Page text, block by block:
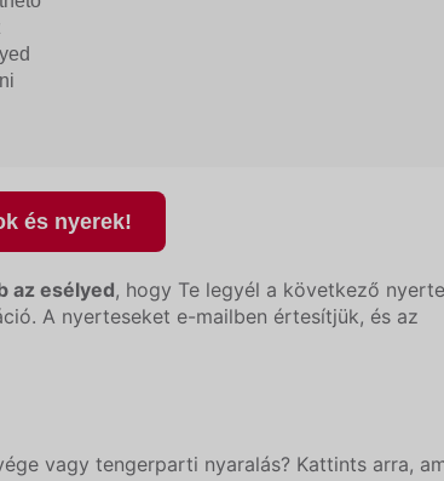
és nyerek!
az esélyed, hogy Te legyél a következő
A nyerteseket e-mailben értesítjük, és az
vagy tengerparti nyaralás? Kattints arra,